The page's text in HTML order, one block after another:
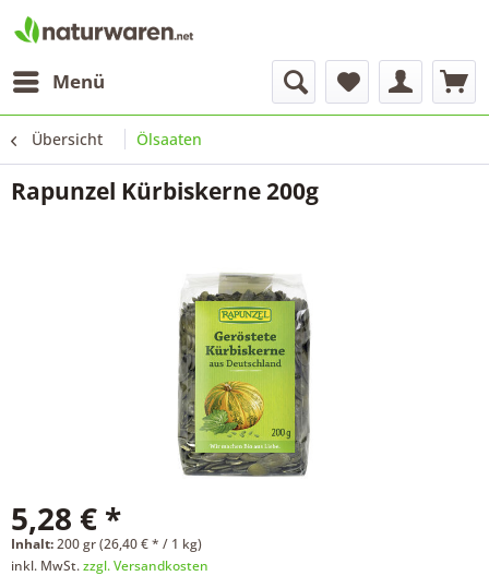
Menü
Übersicht Ölsaaten
Rapunzel Kürbiskerne 200g
5,28 € *
Inhalt:200 gr (26,40 € * / 1 kg)
inkl. MwSt.zzgl. Versandkosten